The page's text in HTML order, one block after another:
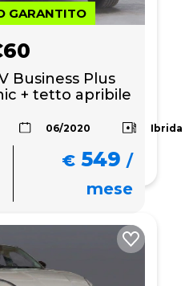
GARANTITO
Business Plus
+ tetto apribile
06/2020 Ibrida
€ 549 /
mese